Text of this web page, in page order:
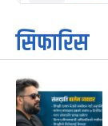
१
आइत
कार्तिक
कार्तिक
३
मंगल
महानवमी
कार्तिक
सिफारिस